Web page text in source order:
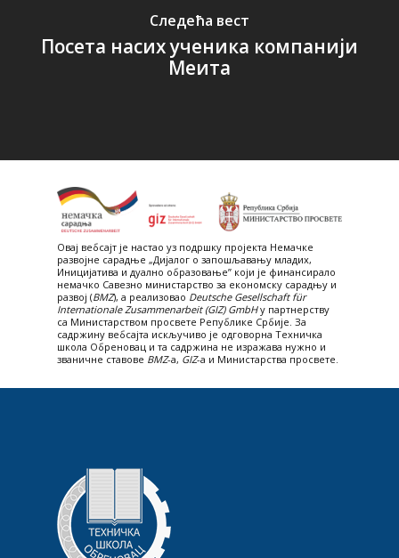
Следећа вест
Посета насих ученика компанији
Меита
Овај вебсајт je настао уз подршку пројекта Немачке
развојне сарадње „Дијалог о запошљавању младих,
Иницијатива и дуално образовање” који је финансирало
немачко Савезно министарство за економску сарадњу и
развој (BMZ), а реализовао Deutsche Gesellschaft für
Internationale Zusammenarbeit (GIZ) GmbHу партнерству
са Министарством просвете Републике Србије. За
садржину вебсајта искључиво је одговорна Техничка
школа Обреновац и та садржина не изражава нужно и
званичне ставове BMZ-а, GIZ-a и Министарства просвете.